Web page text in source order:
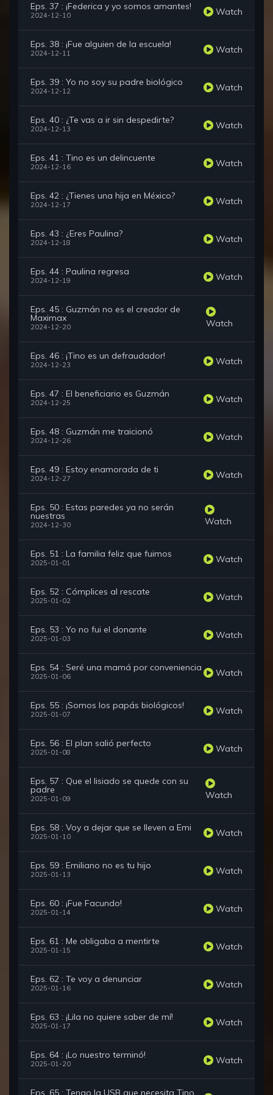
Eps. 37 : ¡Federica y yo somos amantes!
2024-12-10 Watch
Eps. 38 : ¡Fue alguien de la escuela!
2024-12-11 Watch
Eps. 39 : Yo no soy su padre biológico
2024-12-12 Watch
Eps. 40 : ¿Te vas a ir sin despedirte?
2024-12-13 Watch
Eps. 41 : Tino es un delincuente
2024-12-16 Watch
Eps. 42 : ¿Tienes una hija en México?
2024-12-17 Watch
Eps. 43 : ¿Eres Paulina?
2024-12-18 Watch
Eps. 44 : Paulina regresa
2024-12-19 Watch
Eps. 45 : Guzmán no es el creador de
Maximax
2024-12-20 Watch
Eps. 46 : ¡Tino es un defraudador!
2024-12-23 Watch
Eps. 47 : El beneficiario es Guzmán
2024-12-25 Watch
Eps. 48 : Guzmán me traicionó
2024-12-26 Watch
Eps. 49 : Estoy enamorada de ti
2024-12-27 Watch
Eps. 50 : Estas paredes ya no serán
nuestras
2024-12-30 Watch
Eps. 51 : La familia feliz que fuimos
2025-01-01 Watch
Eps. 52 : Cómplices al rescate
2025-01-02 Watch
Eps. 53 : Yo no fui el donante
2025-01-03 Watch
Eps. 54 : Seré una mamá por conveniencia
2025-01-06 Watch
Eps. 55 : ¡Somos los papás biológicos!
2025-01-07 Watch
Eps. 56 : El plan salió perfecto
2025-01-08 Watch
Eps. 57 : Que el lisiado se quede con su
padre
2025-01-09 Watch
Eps. 58 : Voy a dejar que se lleven a Emi
2025-01-10 Watch
Eps. 59 : Emiliano no es tu hijo
2025-01-13 Watch
Eps. 60 : ¡Fue Facundo!
2025-01-14 Watch
Eps. 61 : Me obligaba a mentirte
2025-01-15 Watch
Eps. 62 : Te voy a denunciar
2025-01-16 Watch
Eps. 63 : ¡Lila no quiere saber de mí!
2025-01-17 Watch
Eps. 64 : ¡Lo nuestro terminó!
2025-01-20 Watch
Eps. 65 : Tengo la USB que necesita Tino